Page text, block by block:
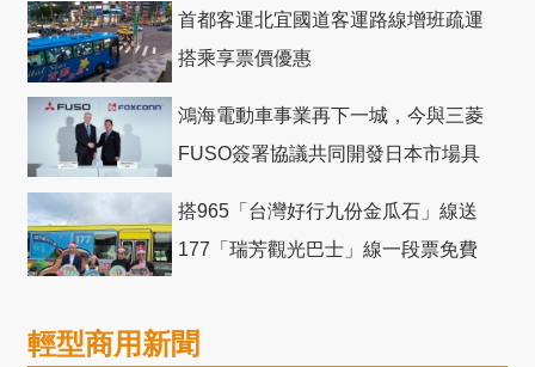
首都客運北宜國道客運路線增班疏運
搭乘享票價優惠
鴻海電動車事業再下一城，今與三菱
FUSO簽署協議共同開發日本市場具
搭965「台灣好行九份金瓜石」線送
177「瑞芳觀光巴士」線一段票免費
輕型商用新聞